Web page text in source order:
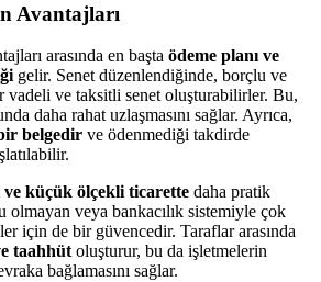
Avantajları
arasında en başta ödeme planı ve
gelir. Senet düzenlendiğinde, borçlu ve
vadeli ve taksitli senet oluşturabilirler. Bu,
daha rahat uzlaşmasını sağlar. Ayrıca,
belgedir ve ödenmediği takdirde
ve küçük ölçekli ticarette daha pratik
veya bankacılık sistemiyle çok
için de bir güvencedir. Taraflar arasında
taahhütoluşturur, bu da işletmelerin
bağlamasını sağlar.